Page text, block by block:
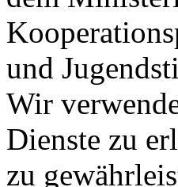
und
Wir
Dienste zu
zu